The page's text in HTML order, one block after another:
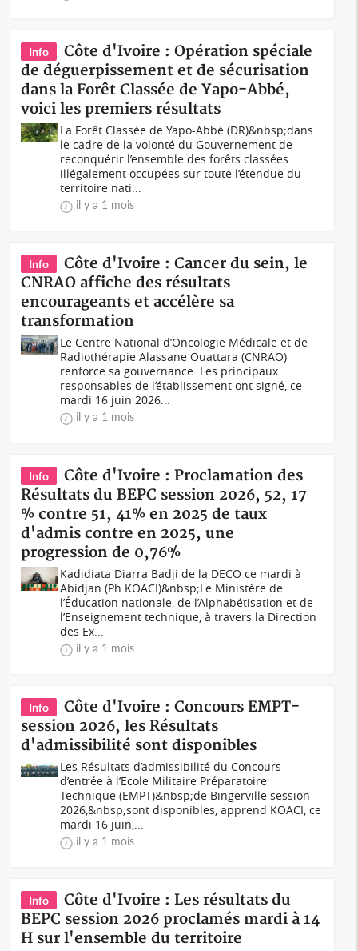
Info
Côte d'Ivoire : Opération spéciale
de déguerpissement et de sécurisation
dans la Forêt Classée de Yapo-Abbé,
voici les premiers résultats
La Forêt Classée de Yapo-Abbé (DR)&nbsp;dans
le cadre de la volonté du Gouvernement de
reconquérir l’ensemble des forêts classées
illégalement occupées sur toute l’étendue du
territoire nati...
il y a 1 mois
Info
Côte d'Ivoire : Cancer du sein, le
CNRAO affiche des résultats
encourageants et accélère sa
transformation
Le Centre National d’Oncologie Médicale et de
Radiothérapie Alassane Ouattara (CNRAO)
renforce sa gouvernance. Les principaux
responsables de l’établissement ont signé, ce
mardi 16 juin 2026...
il y a 1 mois
Info
Côte d'Ivoire : Proclamation des
Résultats du BEPC session 2026, 52, 17
% contre 51, 41% en 2025 de taux
d'admis contre en 2025, une
progression de 0,76%
Kadidiata Diarra Badji de la DECO ce mardi à
Abidjan (Ph KOACI)&nbsp;Le Ministère de
l’Éducation nationale, de l’Alphabétisation et de
l’Enseignement technique, à travers la Direction
des Ex...
il y a 1 mois
Info
Côte d'Ivoire : Concours EMPT-
session 2026, les Résultats
d'admissibilité sont disponibles
Les Résultats d’admissibilité du Concours
d’entrée à l’Ecole Militaire Préparatoire
Technique (EMPT)&nbsp;de Bingerville session
2026,&nbsp;sont disponibles, apprend KOACI, ce
mardi 16 juin,...
il y a 1 mois
Info
Côte d'Ivoire : Les résultats du
BEPC session 2026 proclamés mardi à 14
H sur l'ensemble du territoire